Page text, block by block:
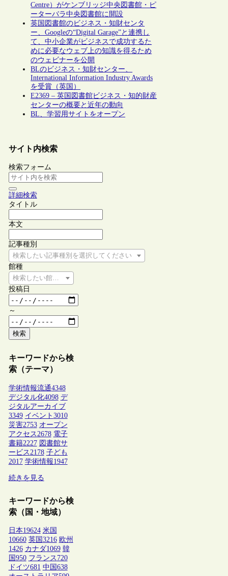
Centre）がケンブリッジ中央図書館・ピ
ーターバラ中央図書館に開設
英国図書館のビジネス・知財センタ
ー、Googleの“Digital Garage”と連携し
て、中小企業がビジネスで成功するた
めに必要なウェブ上の知識を得るため
のウェビナーを公開
BLのビジネス・知財センター、
International Information Industry Awards
を受賞（英国）
E2369 – 英国図書館ビジネス・知的財産
センターの概要と近年の動向
BL、学習用サイトをオープン
サイト内検索
検索フォーム
詳細検索
タイトル
本文
記事種別
検索したい記事種別を選択してください
館種
検索したい館種を選択してください
投稿日
～
検索
キーワードから検
索（テーマ）
学術情報流通4348
デジタル化4098 デ
ジタルアーカイブ
3349 イベント 3010
災害2753 オープン
アクセス 2678 電子
書籍2227 図書館サ
ービス 2178 子ども
2017 学術情報1947
続きを見る
キーワードから検
索（国・地域）
日本19624 米国
10660 英国 3216 欧州
1426 カナダ1069 韓
国 950 フランス 720
ドイツ681 中国 638